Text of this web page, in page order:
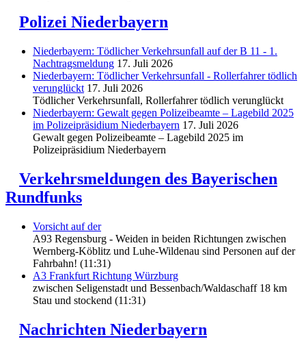
Polizei Niederbayern
Niederbayern: Tödlicher Verkehrsunfall auf der B 11 - 1.
Nachtragsmeldung 17. Juli 2026
Niederbayern: Tödlicher Verkehrsunfall - Rollerfahrer tödlich
verunglückt 17. Juli 2026
Tödlicher Verkehrsunfall, Rollerfahrer tödlich verunglückt
Niederbayern: Gewalt gegen Polizeibeamte – Lagebild 2025
im Polizeipräsidium Niederbayern 17. Juli 2026
Gewalt gegen Polizeibeamte – Lagebild 2025 im
Polizeipräsidium Niederbayern
Verkehrsmeldungen des Bayerischen
Rundfunks
Vorsicht auf der
A93 Regensburg - Weiden in beiden Richtungen zwischen
Wernberg-Köblitz und Luhe-Wildenau sind Personen auf der
Fahrbahn! (11:31)
A3 Frankfurt Richtung Würzburg
zwischen Seligenstadt und Bessenbach/Waldaschaff 18 km
Stau und stockend (11:31)
Nachrichten Niederbayern